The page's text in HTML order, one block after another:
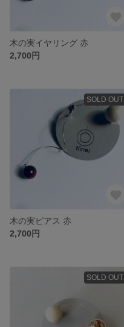
木の実イヤリング 赤
2,700円
SOLD OUT
木の実ピアス 赤
2,700円
SOLD OUT